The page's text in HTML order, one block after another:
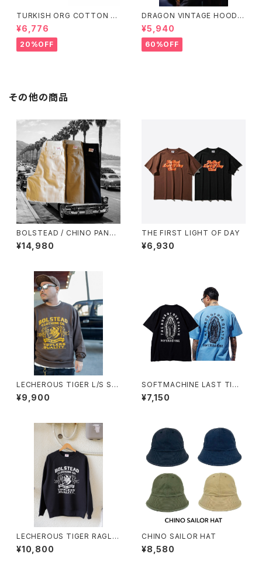
TURKISH ORG COTTON RI
PSTOP POSTMAN
¥6,776
20%OFF
DRAGON VINTAGE HOODIE
(MINT)
¥5,940
60%OFF
その他の商品
BOLSTEAD / CHINO PANTS
(BOL 01）
¥14,980
THE FIRST LIGHT OF DAY
¥6,930
LECHEROUS TIGER L/S SW
EAT(BROWN)
¥9,900
SOFTMACHINE LAST TIME
TEE
¥7,150
LECHEROUS TIGER RAGLA
N SLEEVE SWEAT(BLACK)
¥10,800
CHINO SAILOR HAT
¥8,580